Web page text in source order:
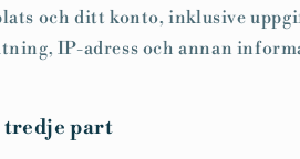
och ditt konto, inklusive
IP-adress och annan
part